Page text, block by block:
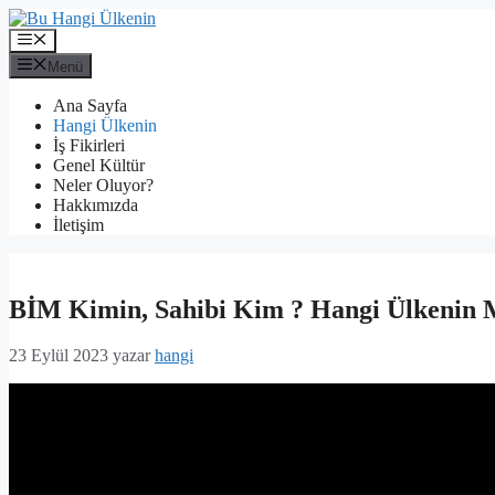
İçeriğe
atla
Menü
Menü
Ana Sayfa
Hangi Ülkenin
İş Fikirleri
Genel Kültür
Neler Oluyor?
Hakkımızda
İletişim
BİM Kimin, Sahibi Kim ? Hangi Ülkenin
23 Eylül 2023 yazarhangi